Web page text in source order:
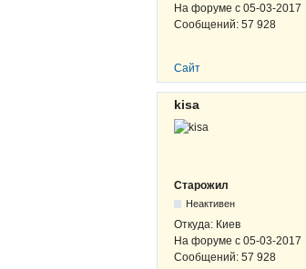
На форуме с 05-03-2017
Сообщений: 57 928
Сайт
kisa
Старожил
Неактивен
Откуда: Киев
На форуме с 05-03-2017
Сообщений: 57 928